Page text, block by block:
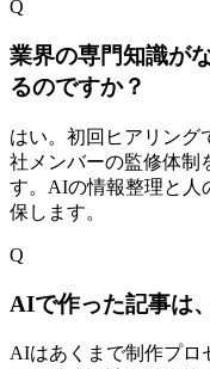
Q
業界の専門知識が
るのですか？
はい。初回ヒアリング
社メンバーの監修体制
す。AIの情報整理と人
保します。
Q
AIで作った記事は
AIはあくまで制作プロ